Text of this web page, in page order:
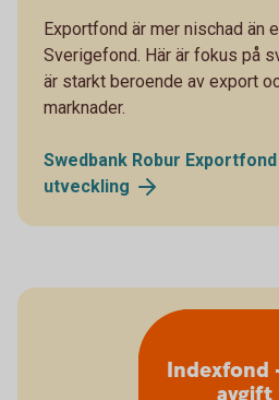
Exportfond är mer nischad än
Sverigefond. Här är fokus på
är starkt beroende av export
marknader.
Swedbank Robur
utveckling
Indexfond